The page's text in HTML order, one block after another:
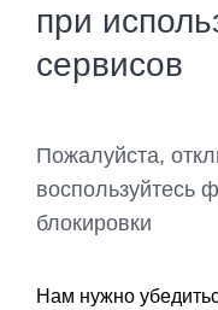
при
сервисов
Пожалуйста,
воспользуйтесь
блокировки
Нам нужно